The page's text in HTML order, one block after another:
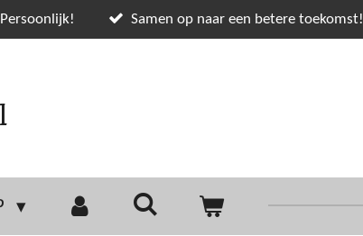
Persoonlijk! Samen op naar een betere toekomst!